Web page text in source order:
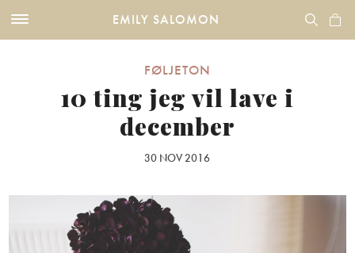
EMILY SALOMON
FØLJETON
10 ting jeg vil lave i
december
30 NOV 2016